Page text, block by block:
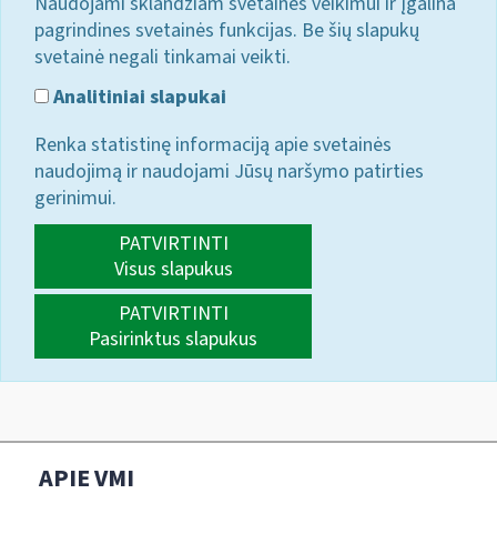
pagrindines svetainės funkcijas. Be šių slapukų
svetainė negali tinkamai veikti.
Analitiniai slapukai
Renka statistinę informaciją apie svetainės
naudojimą ir naudojami Jūsų naršymo patirties
gerinimui.
PATVIRTINTI
Visus slapukus
PATVIRTINTI
Pasirinktus slapukus
APIE VMI